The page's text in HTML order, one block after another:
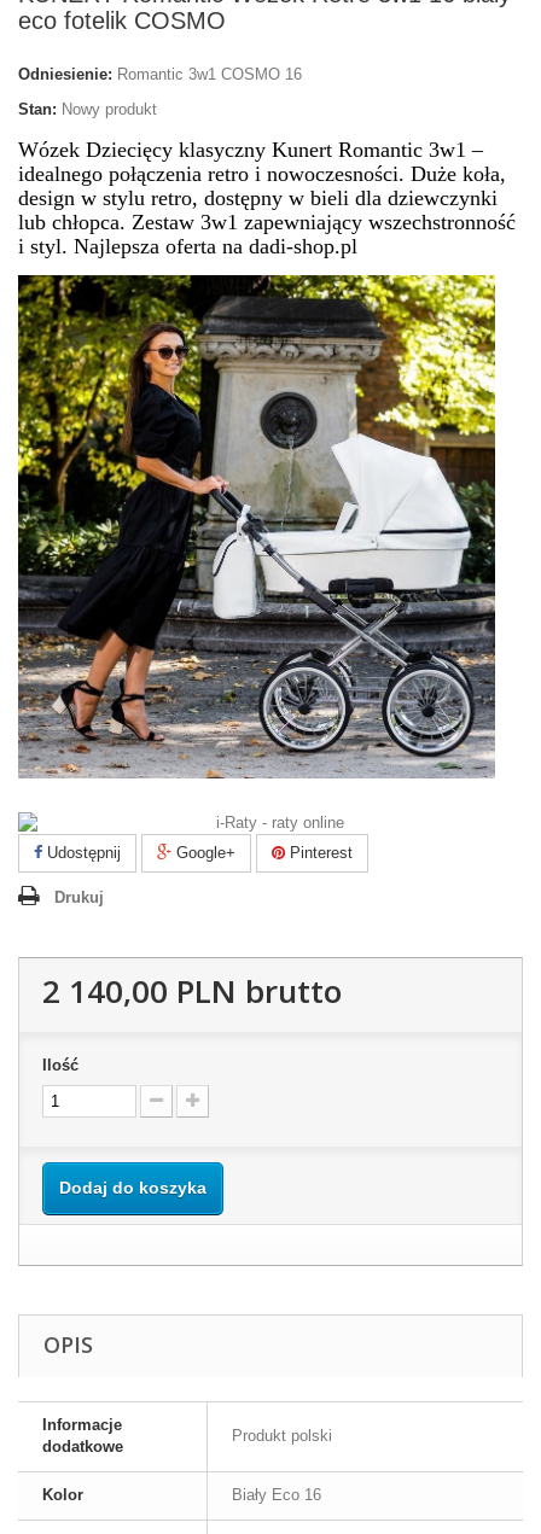
eco fotelik COSMO
Odniesienie: Romantic 3w1 COSMO 16
Stan: Nowy produkt
Wózek Dziecięcy klasyczny Kunert Romantic 3w1 –
idealnego połączenia retro i nowoczesności. Duże koła,
design w stylu retro, dostępny w bieli dla dziewczynki
lub chłopca. Zestaw 3w1 zapewniający wszechstronność
i styl. Najlepsza oferta na dadi-shop.pl
Udostępnij Google+ Pinterest
Drukuj
2 140,00 PLN brutto
Ilość
Dodaj do koszyka
OPIS
Informacje
dodatkowe
Produkt polski
Kolor Biały Eco 16